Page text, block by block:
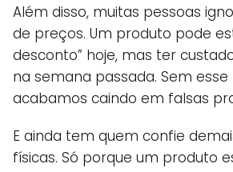
Além disso, muitas pessoas
de preços. Um produto pode
desconto” hoje, mas ter
na semana passada. Sem
acabamos caindo em falsas
E ainda tem quem confie
físicas. Só porque um produto